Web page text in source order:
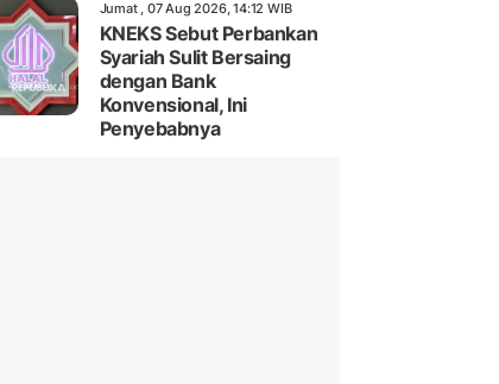
Jumat , 07 Aug 2026, 14:12 WIB
KNEKS Sebut Perbankan
Syariah Sulit Bersaing
dengan Bank
Konvensional, Ini
Penyebabnya